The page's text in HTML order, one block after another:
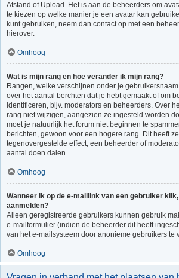
Afstand of Upload. Het is aan de beheerders om
te kiezen op welke manier je een avatar kan
kunt gebruiken, neem dan contact op met een
hierover.
Omhoog
Wat is mijn rang en hoe verander ik mijn rang?
Rangen, welke verschijnen onder je
over het aantal berchten dat je hebt gemaakt of om
identificeren, bijv. moderators en beheerders. Over
rang niet wijzigen, aangezien ze ingesteld worden
moet je natuurlijk het forum niet beginnen te
berichten, gewoon voor een hogere rang. Dit heeft
tegenovergestelde effect, een beheerder of
aantal doen dalen.
Omhoog
Wanneer ik op de e-maillink van een gebruiker
aanmelden?
Alleen geregistreerde gebruikers kunnen gebruik
e-mailformulier (indien de beheerder dit heeft
van het e-mailsysteem door anonieme gebruikers te
Omhoog